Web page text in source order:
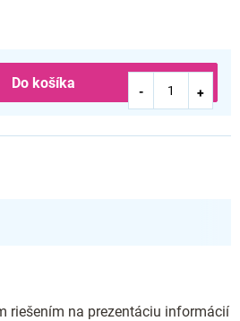
Do košíka
riešením na prezentáciu informácií